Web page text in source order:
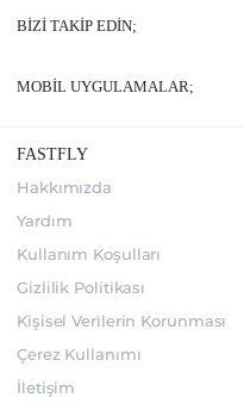
BİZİ TAKİP EDİN;
MOBİL UYGULAMALAR;
FASTFLY
Hakkımızda
Yardım
Kullanım Koşulları
Gizlilik Politikası
Kişisel Verilerin Korunması
Çerez Kullanımı
İletişim